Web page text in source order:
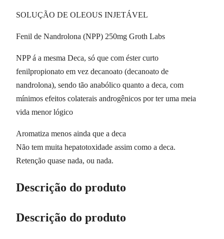
SOLUÇÃO DE OLEOUS INJETÁVEL
Fenil de Nandrolona (NPP) 250mg Groth Labs
NPP á a mesma Deca, só que com éster curto
fenilpropionato em vez decanoato (decanoato de
nandrolona), sendo tão anabólico quanto a deca, com
mínimos efeitos colaterais androgênicos por ter uma meia
vida menor lógico
Aromatiza menos ainda que a deca
Não tem muita hepatotoxidade assim como a deca.
Retenção quase nada, ou nada.
Descrição do produto
Descrição do produto